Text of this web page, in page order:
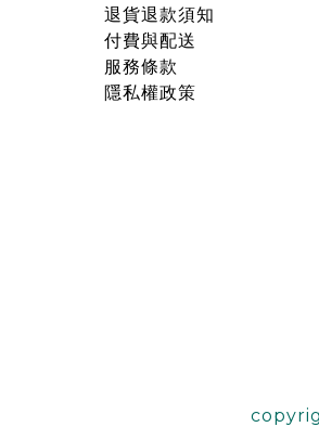
退貨退款須知
付費與配送
服務條款
隱私權政策